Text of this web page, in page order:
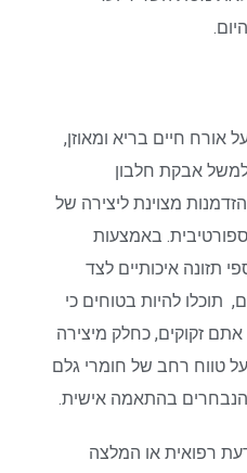
חיים בריא ומאוזן,
אבקת חלבון
מצוינת ליצירה של
באמצעות
תזונה איכותיים לצד
להיות בטוחים כי
זקוקים, כחלק מיצירה
רחב של חומרי גלם
בהתאמה אישית.
רפואית או המלצה